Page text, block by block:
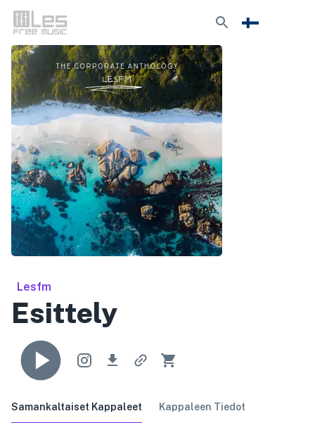
Lesfm
Esittely
Samankaltaiset Kappaleet Kappaleen Tiedot